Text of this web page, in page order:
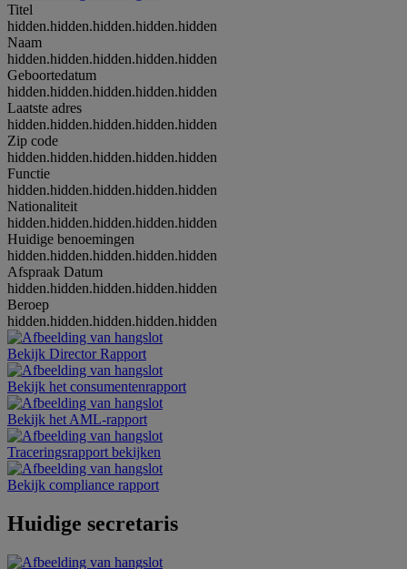
Titel
hidden.hidden.hidden.hidden.hidden
Naam
hidden.hidden.hidden.hidden.hidden
Geboortedatum
hidden.hidden.hidden.hidden.hidden
Laatste adres
hidden.hidden.hidden.hidden.hidden
Zip code
hidden.hidden.hidden.hidden.hidden
Functie
hidden.hidden.hidden.hidden.hidden
Nationaliteit
hidden.hidden.hidden.hidden.hidden
Huidige benoemingen
hidden.hidden.hidden.hidden.hidden
Afspraak Datum
hidden.hidden.hidden.hidden.hidden
Beroep
hidden.hidden.hidden.hidden.hidden
Bekijk Director Rapport
Bekijk het consumentenrapport
Bekijk het AML-rapport
Traceringsrapport bekijken
Bekijk compliance rapport
Huidige secretaris